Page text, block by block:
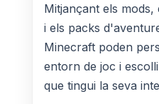
Mitjançant els
i els packs
Minecraft poden
entorn de joc i
que tingui la seva